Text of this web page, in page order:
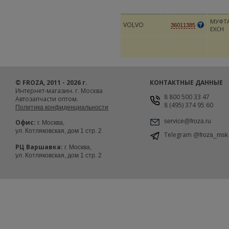
VOLVO 36011385
EXCH
© FROZA, 2011 - 2026 г.
Интернет-магазин. г. Москва
Автозапчасти оптом.
Политика конфиденциальности
Офис: г. Москва,
ул. Котляковская, дом 1 стр. 2
РЦ Варшавка: г. Москва,
ул. Котляковская, дом 1 стр. 2
КОНТАКТНЫЕ ДАННЫЕ
8 800 500 33 47
8 (495) 374 95 60
service@froza.ru
Telegram @froza_msk